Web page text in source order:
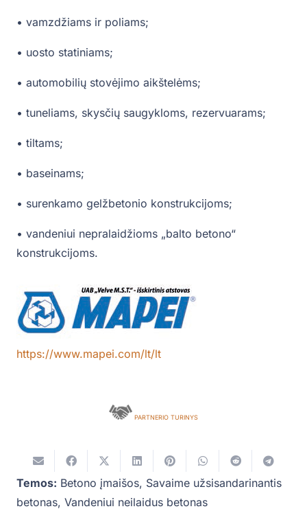
• vamzdžiams ir poliams;
• uosto statiniams;
• automobilių stovėjimo aikštelėms;
• tuneliams, skysčių saugykloms, rezervuarams;
• tiltams;
• baseinams;
• surenkamo gelžbetonio konstrukcijoms;
• vandeniui nepralaidžioms „balto betono“
konstrukcijoms.
https://www.mapei.com/lt/lt
PARTNERIO TURINYS
Temos: Betono įmaišos, Savaime užsisandarinantis
betonas, Vandeniui neilaidus betonas